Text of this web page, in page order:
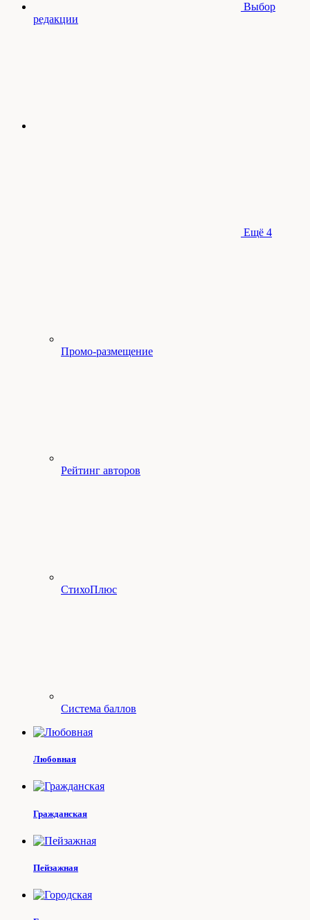
Выбор
редакции
Ещё 4
Промо-размещение
Рейтинг авторов
СтихоПлюс
Система баллов
Любовная
Гражданская
Пейзажная